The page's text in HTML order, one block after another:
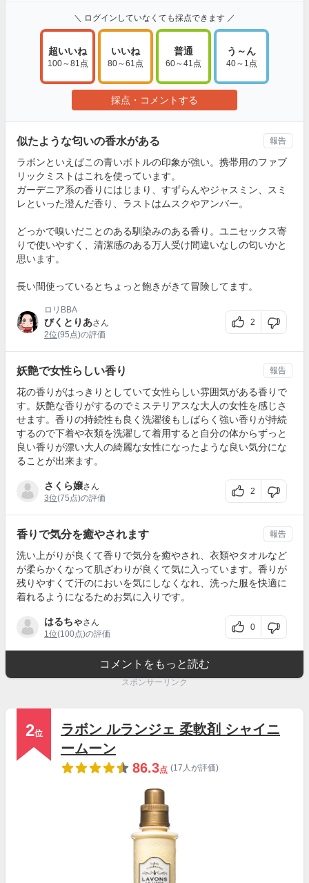
＼ ログインしていなくても採点できます ／
超いいね
100～81点
いいね
80～61点
普通
60～41点
う～ん
40～1点
採点・コメントする
似たような匂いの香水がある
ラボンといえばこの青いボトルの印象が強い。携帯用のファブ
リックミストはこれを使っています。
ガーデニア系の香りにはじまり、すずらんやジャスミン、スミ
レといった澄んだ香り、ラストはムスクやアンバー。
どっかで嗅いだことのある馴染みのある香り。ユニセックス寄
りで使いやすく、清潔感のある万人受け間違いなしの匂いかと
思います。
長い間使っているとちょっと飽きがきて冒険してます。
ロリBBA
びくとりあさん
2位(95点)の評価
2
報告
妖艶で女性らしい香り
花の香りがはっきりとしていて女性らしい雰囲気がある香りで
す。妖艶な香りがするのでミステリアスな大人の女性を感じさ
せます。香りの持続性も良く洗濯後もしばらく強い香りが持続
するので下着や衣類を洗濯して着用すると自分の体からずっと
良い香りが漂い大人の綺麗な女性になったような良い気分にな
ることが出来ます。
さくら嬢さん
3位(75点)の評価
2
報告
香りで気分を癒やされます
洗い上がりが良くて香りで気分を癒やされ、衣類やタオルなど
が柔らかくなって肌ざわりが良くて気に入っています。香りが
残りやすくて汗のにおいを気にしなくなれ、洗った服を快適に
着れるようになるためお気に入りです。
はるちゃさん
1位(100点)の評価
0
報告
コメントをもっと読む
スポンサーリンク
2位
ラボン ルランジェ 柔軟剤 シャイニ
ームーン
86.3点 (17人が評価)